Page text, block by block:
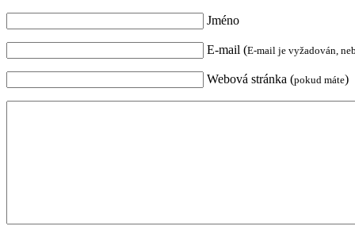
Jméno
E-mail (E-mail je vyžadován,
Webová stránka (pokud máte)